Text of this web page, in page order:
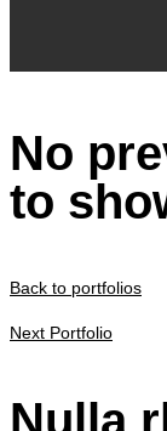
No
to
Back to portfolios
Next Portfolio
Nulla